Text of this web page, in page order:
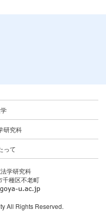
研究科
って
学研究科
千種区不老町
All Rights Reserved.